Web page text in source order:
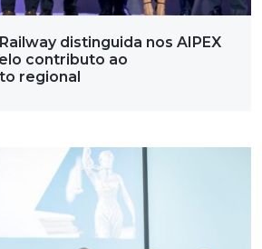
distinguida nos AIPEX
contributo ao
regional